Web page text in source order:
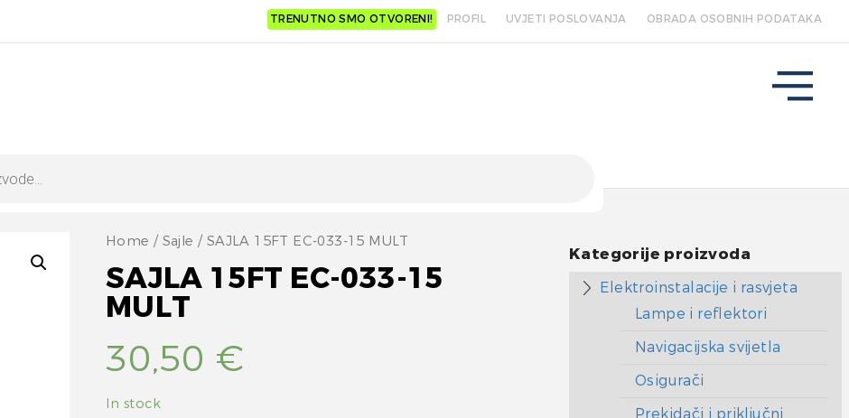
TRENUTNO SMO OTVORENI! PROFIL UVJETI POSLOVANJA OBRADA OSOBNIH PODATAKA
Home / Sajle / SAJLA 15FT EC-033-15 MULT
SAJLA 15FT EC-033-15
MULT
30,50 €
In stock
Kategorije proizvoda
Elektroinstalacije i rasvjeta
Lampe i reflektori
Navigacijska svijetla
Osigurači
Prekidači i priključni